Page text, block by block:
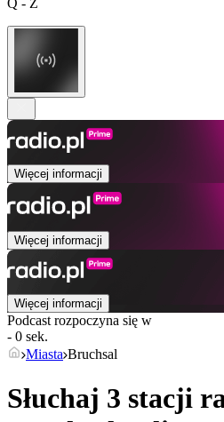
Więcej informacji
Więcej informacji
Więcej informacji
Podcast rozpoczyna się w
- 0 sek.
Miasta Bruchsal
Słuchaj 3 stacji